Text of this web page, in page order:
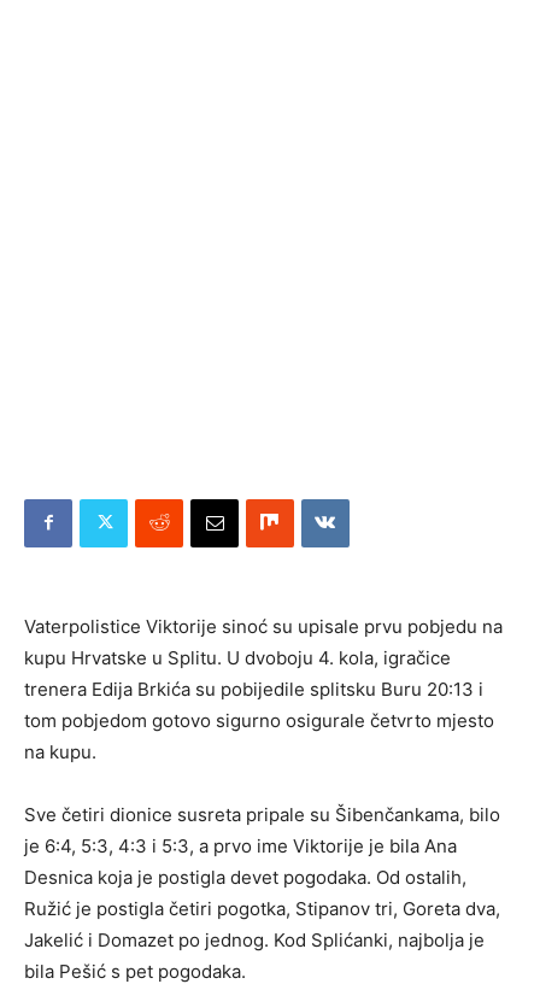
Vaterpolistice Viktorije sinoć su upisale prvu pobjedu na
kupu Hrvatske u Splitu. U dvoboju 4. kola, igračice
trenera Edija Brkića su pobijedile splitsku Buru 20:13 i
tom pobjedom gotovo sigurno osigurale četvrto mjesto
na kupu.
Sve četiri dionice susreta pripale su Šibenčankama, bilo
je 6:4, 5:3, 4:3 i 5:3, a prvo ime Viktorije je bila Ana
Desnica koja je postigla devet pogodaka. Od ostalih,
Ružić je postigla četiri pogotka, Stipanov tri, Goreta dva,
Jakelić i Domazet po jednog. Kod Splićanki, najbolja je
bila Pešić s pet pogodaka.